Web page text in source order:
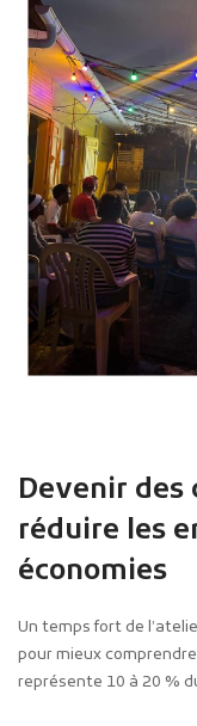
Devenir des
réduire les
économies
Un temps fort de
pour mieux
représente 10 à 20 %